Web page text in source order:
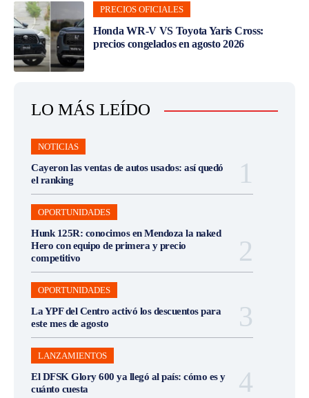
PRECIOS OFICIALES
Honda WR-V VS Toyota Yaris Cross:
precios congelados en agosto 2026
LO MÁS LEÍDO
NOTICIAS
Cayeron las ventas de autos usados: así quedó
el ranking
OPORTUNIDADES
Hunk 125R: conocimos en Mendoza la naked
Hero con equipo de primera y precio
competitivo
OPORTUNIDADES
La YPF del Centro activó los descuentos para
este mes de agosto
LANZAMIENTOS
El DFSK Glory 600 ya llegó al país: cómo es y
cuánto cuesta